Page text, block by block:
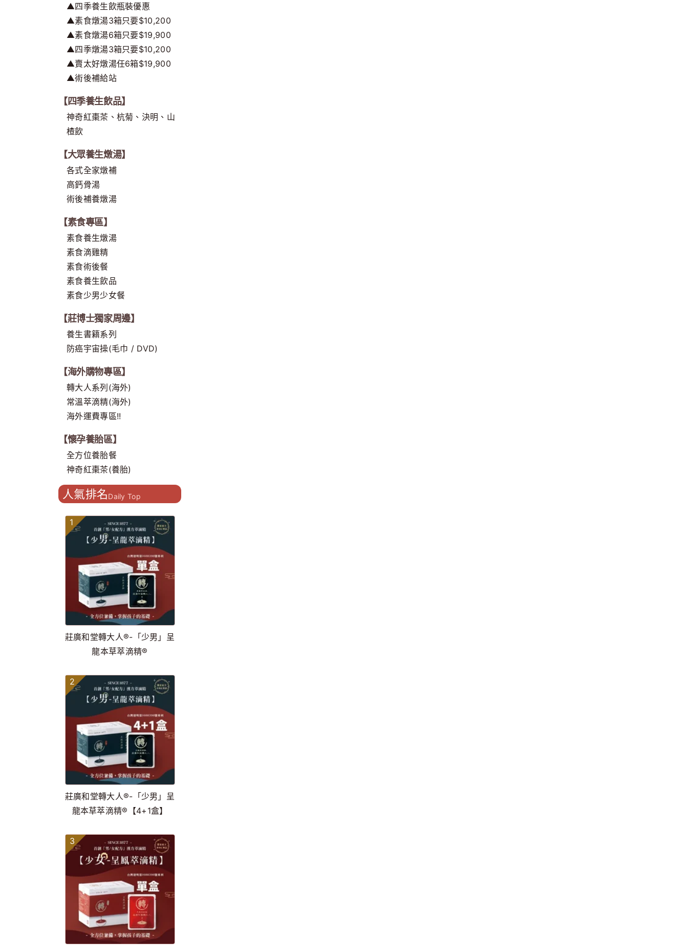
▲四季養生飲瓶裝優惠
▲素食燉湯3箱只要$10,200
▲素食燉湯6箱只要$19,900
▲四季燉湯3箱只要$10,200
▲賣太好燉湯任6箱$19,900
▲術後補給站
【四季養生飲品】
神奇紅棗茶、杭菊、決明、山
楂飲
【大眾養生燉湯】
各式全家燉補
高鈣骨湯
術後補養燉湯
【素食專區】
素食養生燉湯
素食滴雞精
素食術後餐
素食養生飲品
素食少男少女餐
【莊博士獨家周邊】
養生書籍系列
防癌宇宙操(毛巾 / DVD)
【海外購物專區】
轉大人系列(海外)
常溫萃滴精(海外)
海外運費專區!!
【懷孕養胎區】
全方位養胎餐
神奇紅棗茶(養胎)
人氣排名Daily Top
1
莊廣和堂轉大人®-「少男」呈
龍本草萃滴精®
2
莊廣和堂轉大人®-「少男」呈
龍本草萃滴精®【4+1盒】
3